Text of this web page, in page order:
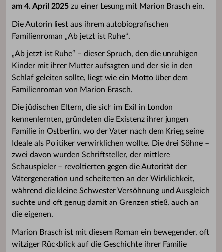
am 4. April 2025 zu einer Lesung mit Marion Brasch ein.
Die Autorin liest aus ihrem autobiografischen
Familienroman „Ab jetzt ist Ruhe“.
„Ab jetzt ist Ruhe“ – dieser Spruch, den die unruhigen
Kinder mit ihrer Mutter aufsagten und der sie in den
Schlaf geleiten sollte, liegt wie ein Motto über dem
Familienroman von Marion Brasch.
Die jüdischen Eltern, die sich im Exil in London
kennenlernten, gründeten die Existenz ihrer jungen
Familie in Ostberlin, wo der Vater nach dem Krieg seine
Ideale als Politiker verwirklichen wollte. Die drei Söhne –
zwei davon wurden Schriftsteller, der mittlere
Schauspieler – revoltierten gegen die Autorität der
Vätergeneration und scheiterten an der Wirklichkeit,
während die kleine Schwester Versöhnung und Ausgleich
suchte und oft genug damit an Grenzen stieß, auch an
die eigenen.
Marion Brasch ist mit diesem Roman ein bewegender, oft
witziger Rückblick auf die Geschichte ihrer Familie